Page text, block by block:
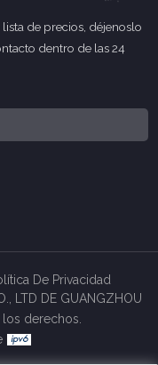
de precios, déjenoslo
dentro de las 24
De Privacidad
LTD DE GUANGZHOU
derechos.